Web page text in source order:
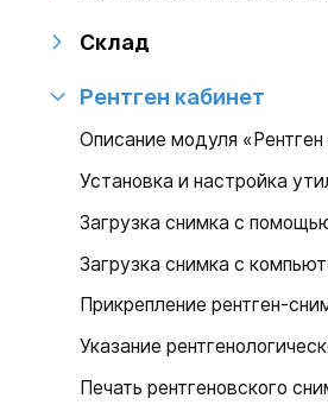
Склад
Рентген кабинет
Описание модуля «Рентген
Установка и настройка
Загрузка снимка с
Загрузка снимка с
Прикрепление рентген-
Указание
Печать рентгеновского